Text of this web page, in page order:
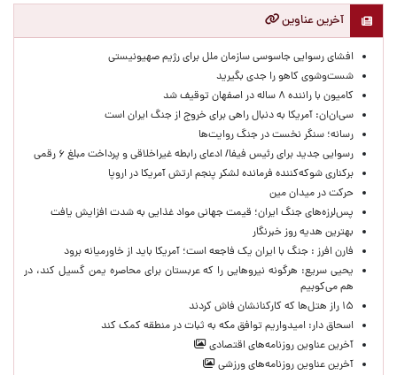
آخرین عناوین
افشای رسوایی جاسوسی سازمان ملل برای رژیم صهیونیستی
شست‌وشوی کاهو را جدی بگیرید
کامیون با راننده ۸ ساله در اصفهان توقیف شد
سی‌ان‌ان: آمریکا به دنبال راهی برای خروج از جنگ ایران است
رسانه؛ سنگر نخست در جنگ روایت‌ها
رسوایی جدید برای رئیس فیفا/ ادعای رابطه غیراخلاقی و پرداخت مبلغ ۶ رقمی
برکناری شوکه‌کننده فرمانده لشکر پنجم ارتش آمریکا در اروپا
حركت در ميدان مين
پس‌لرزه‌های جنگ ایران؛ قیمت جهانی مواد غذایی به شدت افزایش یافت
بهترین هدیه روز خبرنگار
فارن افرز : جنگ با ایران یک فاجعه است؛ آمریکا باید از خاورمیانه برود
یحیی سریع: هرگونه نیروهایی را که عربستان برای محاصره یمن گسیل کند، در
هم می‌کوبیم
۱۵ راز هتل‌ها که کارکنانشان فاش کردند
اسحاق دار: امیدواریم توافق مکه به ثبات در منطقه کمک کند
آخرین عناوین روزنامه‌های اقتصادی
آخرین عناوین روزنامه‌های ورزشی